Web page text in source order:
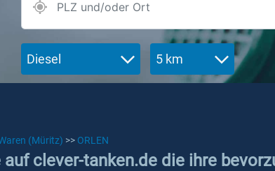
Diesel 5 km
(Müritz) >> ORLEN
auf clever-tanken.de die ihre